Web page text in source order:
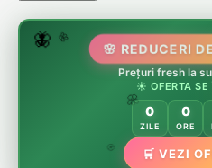
🌸
🌷
🦋 🌸 REDUCERI
Prețuri fresh la
☀️ OFERTA SE
0
ZILE
0
ORE
🛒 VEZI